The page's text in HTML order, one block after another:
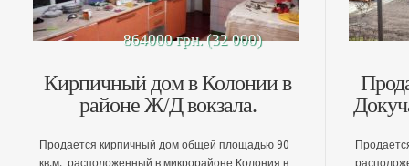
864000 грн. (32 000)
Кирпичный дом в Колонии в
районе Ж/Д вокзала.
Продается кирпичный дом общей площадью 90
кв.м., расположенный в микрорайоне Колония в